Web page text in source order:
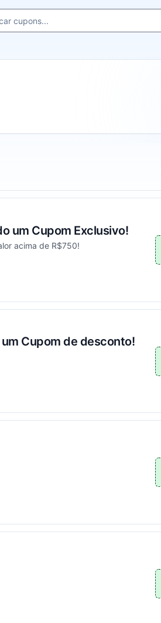
cupons e lojas
um Cupom Exclusivo!
acima de R$750!
Cupom de desconto!